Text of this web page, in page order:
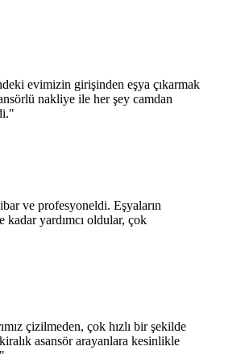
evimizin girişinden eşya çıkarmak
nakliye ile her şey camdan
"
ve profesyoneldi. Eşyaların
kadar yardımcı oldular, çok
çizilmeden, çok hızlı bir şekilde
asansör arayanlara kesinlikle
"